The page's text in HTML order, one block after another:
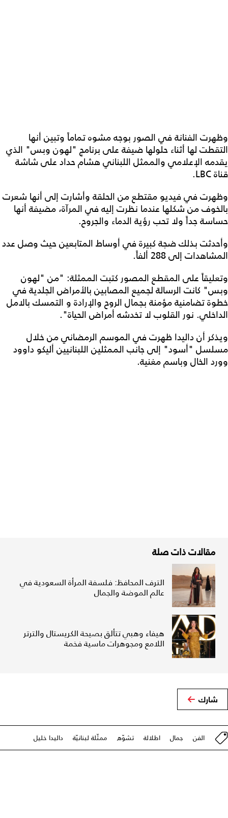
وظهرت الفنانة في الصور بوجه مشوه تماماً وتبين أنها
التقطت لها أثناء حلولها ضيفة على برنامج "لهون وبس" الذي
يقدمه الإعلامي والممثل اللبناني هشام حداد على شاشة
قناة LBC.
وظهرت في فيديو مقتطع من الحلقة وأشارت إلى أنها شعرت
بالخوف من شكلها عندما نظرت إليه في المرآة، مضيفة أنها
حساسة جداً ولا تحب رؤية الدماء والجروح.
وأحدثت بذلك ضجة كبيرة في أوساط المتابعين حيث وصل عدد
المشاهدات إلى 288 ألفاً.
وتعليقاً على المقطع المصور كتبت الممثلة: "من "لهون
وبس" كانت الرسالة لجميع المصابين بالأمراض الجلدية في
خطوة تضامنية مؤمنة بجمال الروح والإرادة و التمسك بالامل
الداخلي. نور القلوب لا تخدشه أمراض الحياة".
ويذكر أن داليدا ظهرت في الموسم الرمضاني من خلال
مسلسل "أسود" إلى جانب الممثلين اللبنانيين أليكو داوود
وورد الخال وباسم مغنية.
مقالات ذات صلة
الترف المحافظ: فلسفة المرأة السعودية في
عالم الموضة والجمال
هيفاء وهبي تتألق بصيحة الكريستال والترتر
اللامع ومجوهرات ماسية فخمة
شارك
الفن جمال اطلالة تشوّه ممثّلة لبنانيّة داليدا خليل